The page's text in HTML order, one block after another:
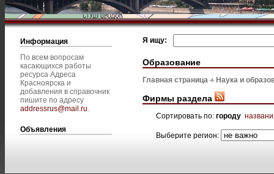
Информация
По всем вопросам
касающихся работы
ресурса Адреса
Красноярска и
добавления в справочник
пишите по адресу
addressrus@mail.ru.
Объявления
Я ищу:
Образование
Главная страница Наука и
Фирмы раздела
Сортировать по: городу
Выберите регион: